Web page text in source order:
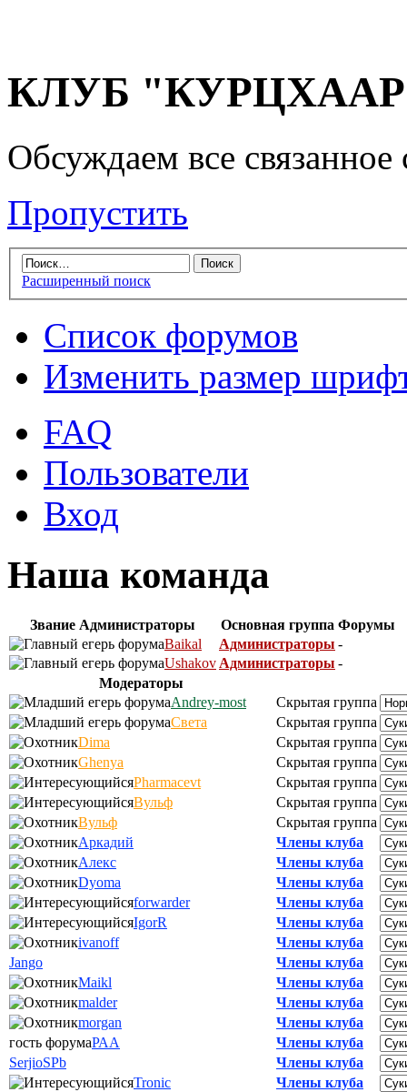
КЛУБ "КУРЦХААР"
Обсуждаем все
Пропустить
Расширенный поиск
Список форумов
Изменить размер
FAQ
Пользователи
Вход
Наша команда
Звание Администраторы Основная группа Форумы
Baikal
Администраторы -
Ushakov Администраторы -
Модераторы
Andrey-most
Скрытая группа
Света
Скрытая группа
Dima
Скрытая группа
Ghenya
Скрытая группа
Pharmacevt
Скрытая группа
Вульф
Скрытая группа
Вульф
Скрытая группа
Аркадий
Члены клуба
Алекс
Члены клуба
Dyoma
Члены клуба
forwarder
Члены клуба
IgorR
Члены клуба
ivanoff
Члены клуба
Jango
Члены клуба
Maikl
Члены клуба
malder
Члены клуба
morgan
Члены клуба
гость форумаРАА
Члены клуба
SerjioSPb
Члены клуба
Tronic
Члены клуба